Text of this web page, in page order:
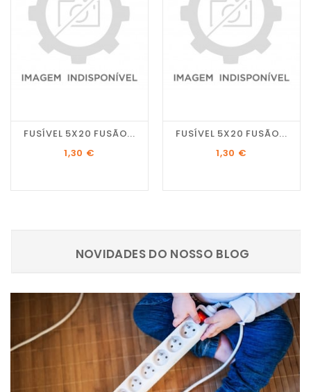
FUSÍVEL 5X20 FUSÃO...
Preço
1,30 €
FUSÍVEL 5X20 FUSÃO...
Preço
1,30 €
NOVIDADES DO NOSSO BLOG